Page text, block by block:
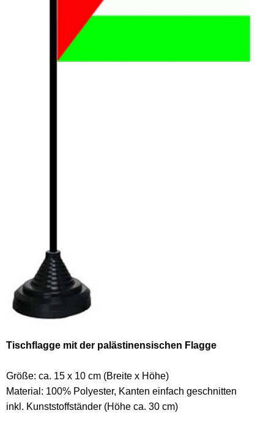
Tischflagge mit der palästinensischen Flagge
Größe: ca. 15 x 10 cm (Breite x Höhe)
Material: 100% Polyester, Kanten einfach geschnitten
inkl. Kunststoffständer (Höhe ca. 30 cm)